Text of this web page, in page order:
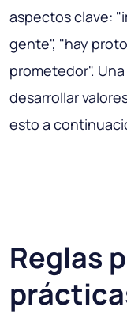
aspectos clave:
gente", "hay
prometedor".
desarrollar
esto a
Reglas